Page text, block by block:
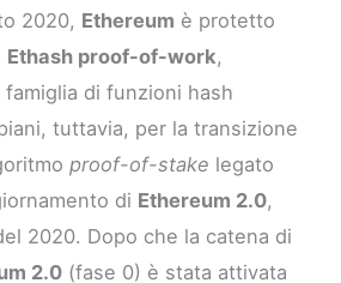
2020, Ethereum è protetto
Ethash proof-of-work,
di funzioni hash
tuttavia, per la transizione
proof-of-stake legato
di Ethereum 2.0,
2020. Dopo che la catena di
2.0 (fase 0) è stata attivata